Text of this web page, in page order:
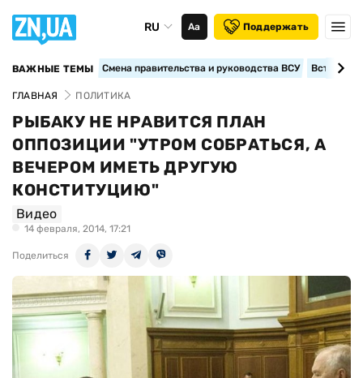
RU Аа Поддержать
ВАЖНЫЕ ТЕМЫ Смена правительства и руководства ВСУ
ГЛАВНАЯ ПОЛИТИКА
РЫБАКУ НЕ НРАВИТСЯ ПЛАН
ОППОЗИЦИИ "УТРОМ СОБРАТЬСЯ, А
ВЕЧЕРОМ ИМЕТЬ ДРУГУЮ
КОНСТИТУЦИЮ"
Видео
14 февраля, 2014, 17:21
Поделиться